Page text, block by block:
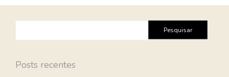
Pesquisar
por:
Posts recentes